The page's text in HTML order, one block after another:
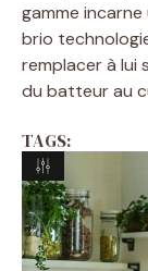
gamme
brio
remplacer à lui
du batteur au
TAGS: